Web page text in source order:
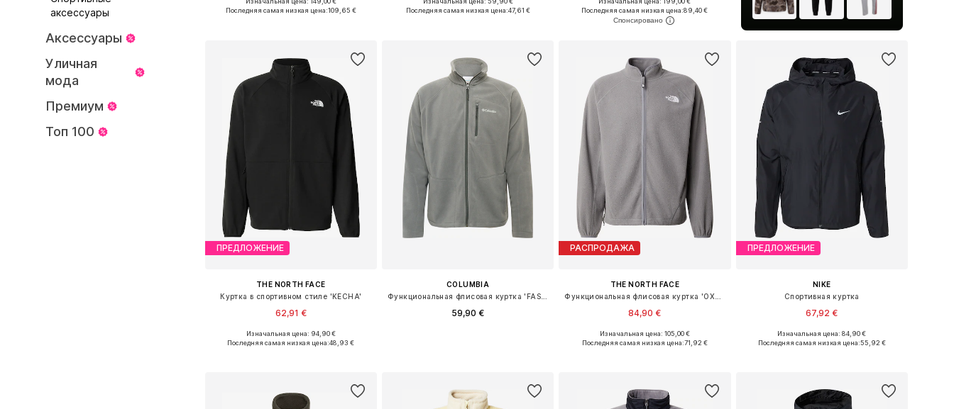
аксессуары
Аксессуары
Уличная
мода
Премиум
Топ 100
Доступные размеры: S, M, L, XL
Последняя самая низкая цена:109,65 €
Доступные размеры: S, M, L, XL
Последняя самая низкая цена:47,61 €
Доступные размеры: S
Добавить в корзину
Последняя самая низкая цена:89,40 €
ПРЕДЛОЖЕНИЕ
THE NORTH FACE
Куртка в спортивном стиле 'KECHA'
62,91 €
Доступные размеры: S, M, L, XL
Изначальная цена: 94,90 €
Последняя самая низкая цена:48,93 €
COLUMBIA
59,90 €
РАСПРОДАЖА
THE NORTH FACE
84,90 €
Доступные размеры: S, M, L, XL
Изначальная цена: 105,00 €
Последняя самая низкая цена:71,92 €
ПРЕДЛОЖЕНИЕ
NIKE
Спортивная куртка
67,92 €
Доступные размеры: S, M, L, XL, XXL
Изначальная цена: 84,90 €
Последняя самая низкая цена:55,92 €